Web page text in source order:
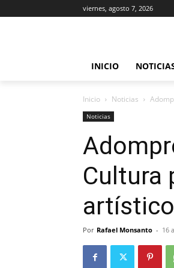
viernes, agosto 7, 2026
INICIO
Inicio Noticias
Noticias
Cultura
Por Rafael Monsanto - 16